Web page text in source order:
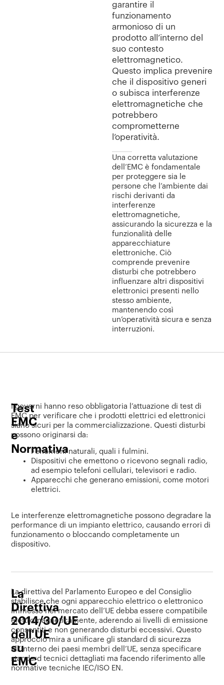
garantire il
funzionamento
armonioso di un
prodotto all’interno del
suo contesto
elettromagnetico.
Questo implica prevenire
che il dispositivo generi
o subisca interferenze
elettromagnetiche che
potrebbero
comprometterne
l’operatività.
Una corretta valutazione
dell’EMC è fondamentale
per proteggere sia le
persone che l’ambiente dai
rischi derivanti da
interferenze
elettromagnetiche,
assicurando la sicurezza e la
funzionalità delle
apparecchiature
elettroniche. Ciò
comprende prevenire
disturbi che potrebbero
influenzare altri dispositivi
elettronici presenti nello
stesso ambiente,
mantenendo così
un’operatività sicura e senza
interruzioni.
Test
EMC
e
Normativa
I governi hanno reso obbligatoria l’attuazione di test di
EMC per verificare che i prodotti elettrici ed elettronici
siano sicuri per la commercializzazione. Questi disturbi
possono originarsi da:
Fenomeni naturali, quali i fulmini.
Dispositivi che emettono o ricevono segnali radio,
ad esempio telefoni cellulari, televisori e radio.
Apparecchi che generano emissioni, come motori
elettrici.
Le interferenze elettromagnetiche possono degradare la
performance di un impianto elettrico, causando errori di
funzionamento o bloccando completamente un
dispositivo.
La
Direttiva
2014/30/UE
dell'UE
su
EMC
La direttiva del Parlamento Europeo e del Consiglio
stabilisce che ogni apparecchio elettrico o elettronico
immesso nel mercato dell’UE debba essere compatibile
elettromagneticamente, aderendo ai livelli di emissione
consentiti e non generando disturbi eccessivi. Questo
approccio mira a unificare gli standard di sicurezza
all’interno dei paesi membri dell’UE, senza specificare
standard tecnici dettagliati ma facendo riferimento alle
normative tecniche IEC/ISO EN.